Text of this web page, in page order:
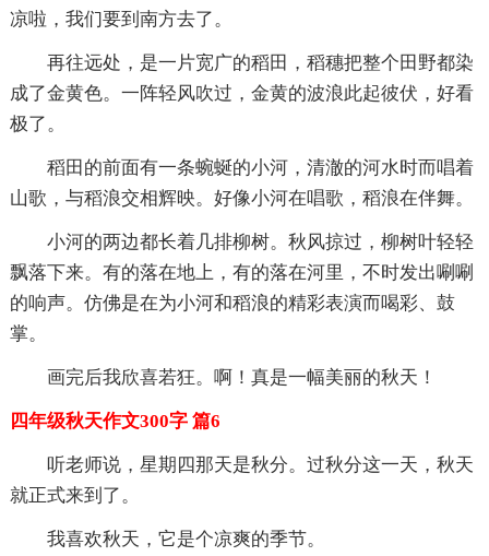
凉啦，我们要到南方去了。
再往远处，是一片宽广的稻田，稻穗把整个田野都染
成了金黄色。一阵轻风吹过，金黄的波浪此起彼伏，好看
极了。
稻田的前面有一条蜿蜒的小河，清澈的河水时而唱着
山歌，与稻浪交相辉映。好像小河在唱歌，稻浪在伴舞。
小河的两边都长着几排柳树。秋风掠过，柳树叶轻轻
飘落下来。有的落在地上，有的落在河里，不时发出唰唰
的响声。仿佛是在为小河和稻浪的精彩表演而喝彩、鼓
掌。
画完后我欣喜若狂。啊！真是一幅美丽的秋天！
四年级秋天作文300字 篇6
听老师说，星期四那天是秋分。过秋分这一天，秋天
就正式来到了。
我喜欢秋天，它是个凉爽的季节。